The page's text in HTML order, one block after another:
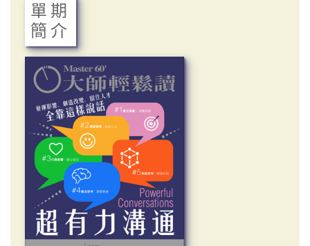
單期
簡介